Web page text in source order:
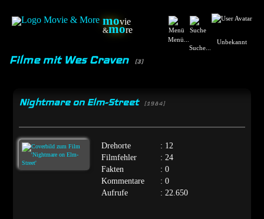
movie
&more
Menü...
Suche...
Unbekannt
Filme mit Wes Craven (3)
Nightmare on Elm-Street [1984]
Drehorte
: 12
Filmfehler
: 24
Fakten
: 0
Kommentare
: 0
Aufrufe
: 22.650